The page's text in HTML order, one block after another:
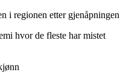
i regionen etter gjenåpningen
hvor de fleste har mistet